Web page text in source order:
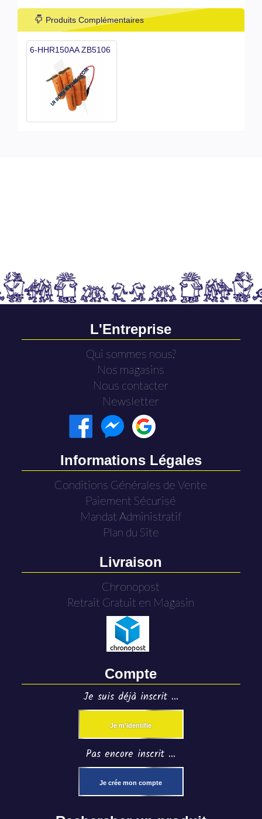
Produits Complémentaires
6-HHR150AA ZB5106
L'Entreprise
Qui sommes nous?
Nos magasins
Nous contacter
Newsletter
Informations Légales
Conditions Générales de Vente
Paiement Sécurisé
Mandat Administratif
Plan du Site
Livraison
Chronopost
Retrait Gratuit en Magasin
Compte
Je suis déjà inscrit ...
Je m'identifie
Pas encore inscrit ...
Je crée mon compte